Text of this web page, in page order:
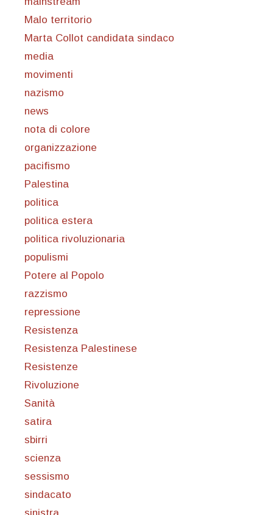
Malo territorio
Marta Collot candidata sindaco
media
movimenti
nazismo
news
nota di colore
organizzazione
pacifismo
Palestina
politica
politica estera
politica rivoluzionaria
populismi
Potere al Popolo
razzismo
repressione
Resistenza
Resistenza Palestinese
Resistenze
Rivoluzione
Sanità
satira
sbirri
scienza
sessismo
sindacato
sinistra